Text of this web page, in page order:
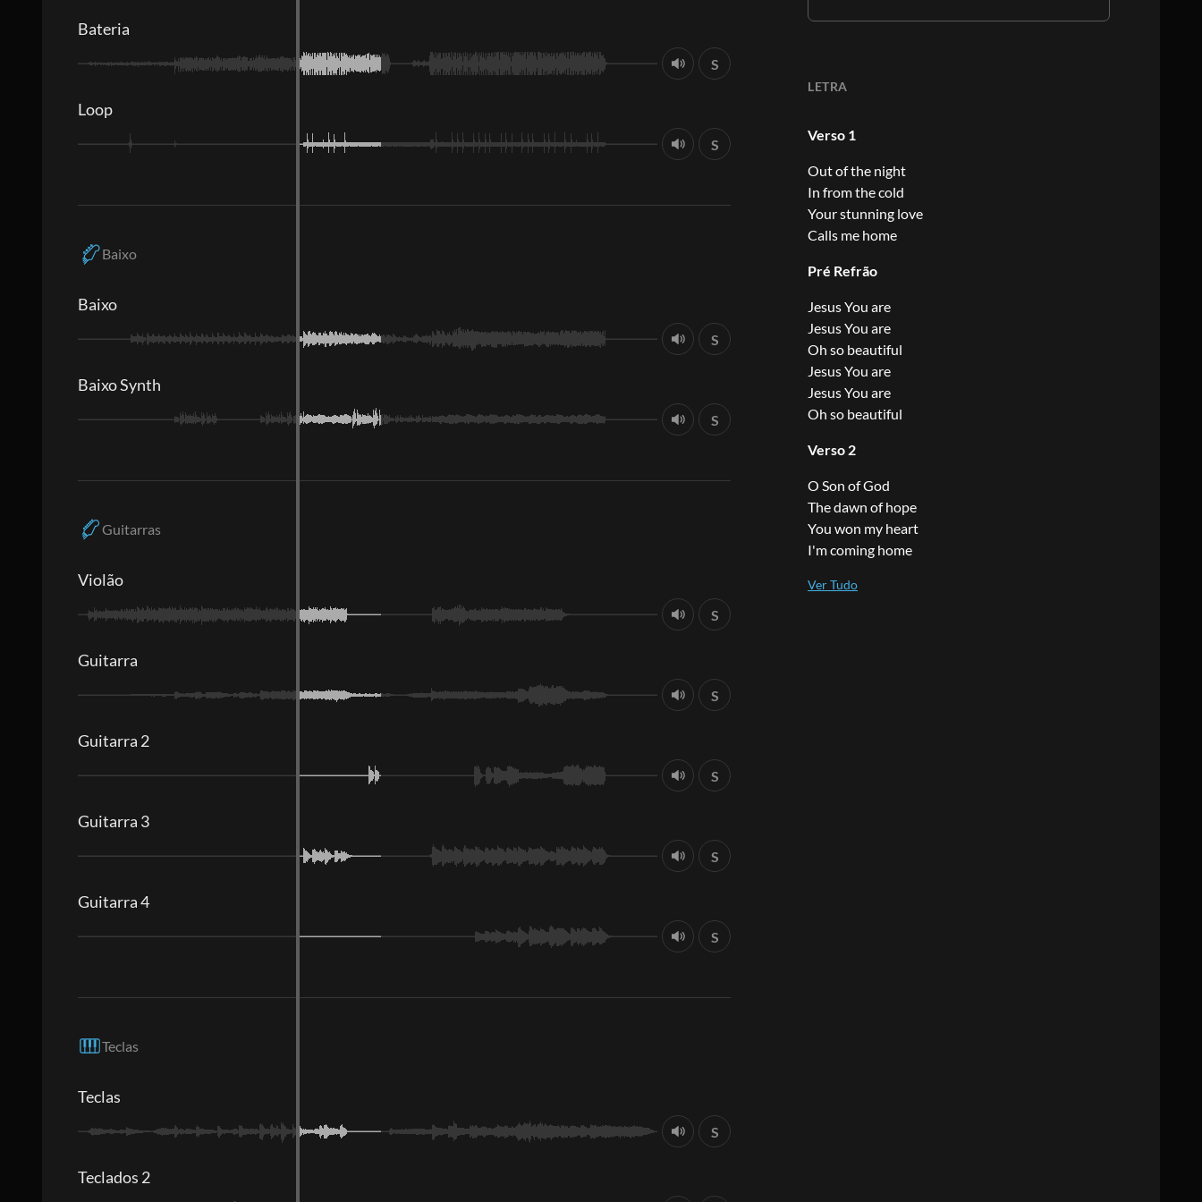
LETRA
Verso 1
Out of the night
In from the cold
Your stunning love
Calls me home
Pré Refrão
Jesus You are
Jesus You are
Oh so beautiful
Jesus You are
Jesus You are
Oh so beautiful
Verso 2
O Son of God
The dawn of hope
You won my heart
I'm coming home
Bateria
S
Loop
S
Baixo
Baixo
S
Baixo Synth
S
Guitarras
Violão
S
Guitarra
S
Guitarra 2
S
Guitarra 3
S
Guitarra 4
S
Teclas
Teclas
S
Teclados 2